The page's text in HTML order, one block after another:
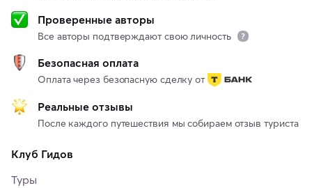
Проверенные авторы
Все авторы подтверждают свою личность
Безопасная оплата
Оплата через безопасную сделку от
Реальные отзывы
После каждого путешествия мы собираем отзыв туриста
Клуб Гидов
Туры